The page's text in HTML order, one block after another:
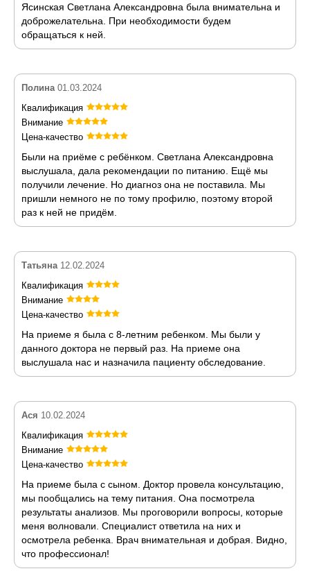
Ясинская Светлана Александровна была внимательна и
доброжелательна. При необходимости будем
обращаться к ней.
Полина 01.03.2024
Квалификация
Внимание
Цена-качество
Были на приёме с ребёнком. Светлана Александровна
выслушала, дала рекомендации по питанию. Ещё мы
получили лечение. Но диагноз она не поставила. Мы
пришли немного не по тому профилю, поэтому второй
раз к ней не придём.
Татьяна 12.02.2024
Квалификация
Внимание
Цена-качество
На приеме я была с 8-летним ребенком. Мы были у
данного доктора не первый раз. На приеме она
выслушала нас и назначила пациенту обследование.
Ася 10.02.2024
Квалификация
Внимание
Цена-качество
На приеме была с сыном. Доктор провела консультацию,
мы пообщались на тему питания. Она посмотрела
результаты анализов. Мы проговорили вопросы, которые
меня волновали. Специалист ответила на них и
осмотрела ребенка. Врач внимательная и добрая. Видно,
что профессионал!